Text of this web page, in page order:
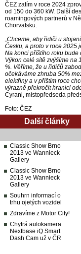
ČEZ zatím v roce 2024
od 150 do 360 kW. Další
roamingových partnerů v
Chorvatsku.
„Chceme, aby řidiči u
Česku, a proto v roce 2025
Na konci příštího roku bude
Výkon celé sítě zvýšíme na
%. Věříme, že u řidičů
očekáváme zhruba 50%
elektřiny a v příštím roce
výrazně překročit hranici
Cyrani, místopředseda
Foto: ČEZ
Další články
Classic Show Brno
2013 ve Wannieck
Gallery
Classic Show Brno
2013 ve Wannieck
Gallery
Souhrn informací o
trhu ojetých vozidel
Zdravíme z Motor City!
Chytrá autokamera
Nextbase iQ Smart
Dash Cam už v ČR